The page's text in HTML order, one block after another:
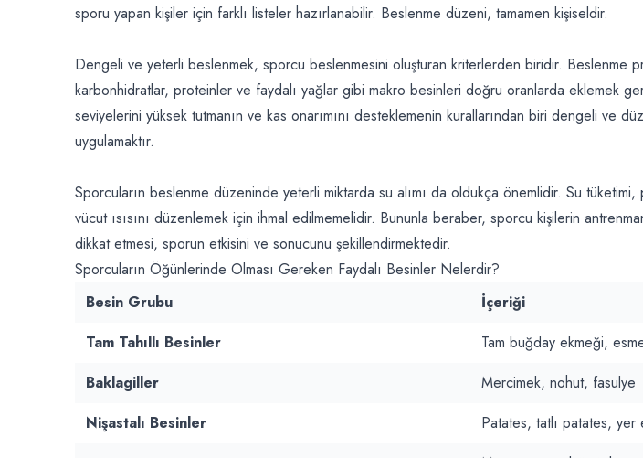
sporu yapan kişiler için farklı listeler hazırlanabilir. Beslenme düzeni, tamamen kişiseldir.
Dengeli ve yeterli beslenmek, sporcu beslenmesini oluşturan kriterlerden biridir. Beslenme
karbonhidratlar, proteinler ve faydalı yağlar gibi makro besinleri doğru oranlarda eklemek
seviyelerini yüksek tutmanın ve kas onarımını desteklemenin kurallarından biri dengeli ve
uygulamaktır.
Sporcuların beslenme düzeninde yeterli miktarda su alımı da oldukça önemlidir. Su
vücut ısısını düzenlemek için ihmal edilmemelidir. Bununla beraber, sporcu kişilerin
dikkat etmesi, sporun etkisini ve sonucunu şekillendirmektedir.
Sporcuların Öğünlerinde Olması Gereken Faydalı Besinler Nelerdir?
Besin Grubu
İçeriği
Tam Tahıllı Besinler
Tam buğday ekmeği,
Baklagiller
Mercimek, nohut, fasulye
Nişastalı Besinler
Patates, tatlı patates, yer